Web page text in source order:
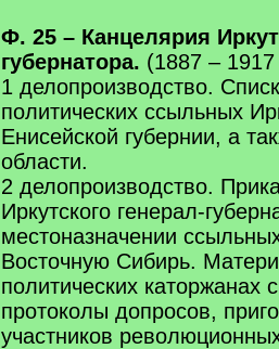
Ф. 25 – Канцелярия
губернатора. (1887 – 1917
1 делопроизводство.
политических ссыльных
Енисейской губернии, а
области.
2 делопроизводство.
Иркутского генерал-
местоназначении
Восточную Сибирь.
политических каторжанах
протоколы допросов,
участников